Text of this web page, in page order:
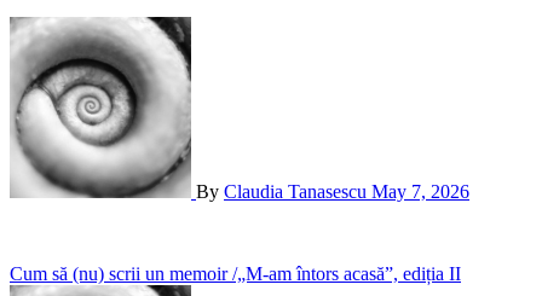
By Claudia Tanasescu May 7, 2026
Post
Cum să (nu) scrii un memoir /„M-am întors acasă”, ediția II